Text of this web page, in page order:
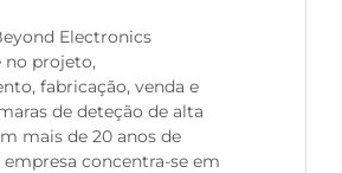
Electronics
no projeto,
fabricação, venda e
de deteção de alta
mais de 20 anos de
empresa concentra-se em